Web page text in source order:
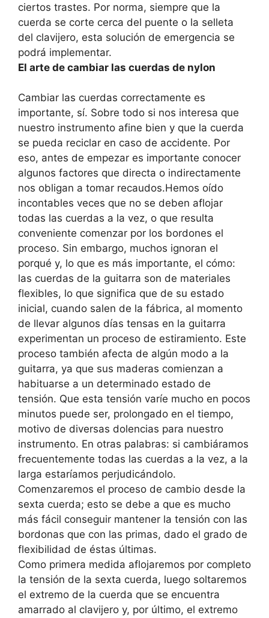
ciertos trastes. Por norma, siempre que la
cuerda se corte cerca del puente o la selleta
del clavijero, esta solución de emergencia se
podrá implementar.
El arte de cambiar las cuerdas de nylon
Cambiar las cuerdas correctamente es
importante, sí. Sobre todo si nos interesa que
nuestro instrumento afine bien y que la cuerda
se pueda reciclar en caso de accidente. Por
eso, antes de empezar es importante conocer
algunos factores que directa o indirectamente
nos obligan a tomar recaudos.Hemos oído
incontables veces que no se deben aflojar
todas las cuerdas a la vez, o que resulta
conveniente comenzar por los bordones el
proceso. Sin embargo, muchos ignoran el
porqué y, lo que es más importante, el cómo:
las cuerdas de la guitarra son de materiales
flexibles, lo que significa que de su estado
inicial, cuando salen de la fábrica, al momento
de llevar algunos días tensas en la guitarra
experimentan un proceso de estiramiento. Este
proceso también afecta de algún modo a la
guitarra, ya que sus maderas comienzan a
habituarse a un determinado estado de
tensión. Que esta tensión varíe mucho en pocos
minutos puede ser, prolongado en el tiempo,
motivo de diversas dolencias para nuestro
instrumento. En otras palabras: si cambiáramos
frecuentemente todas las cuerdas a la vez, a la
larga estaríamos perjudicándolo.
Comenzaremos el proceso de cambio desde la
sexta cuerda; esto se debe a que es mucho
más fácil conseguir mantener la tensión con las
bordonas que con las primas, dado el grado de
flexibilidad de éstas últimas.
Como primera medida aflojaremos por completo
la tensión de la sexta cuerda, luego soltaremos
el extremo de la cuerda que se encuentra
amarrado al clavijero y, por último, el extremo